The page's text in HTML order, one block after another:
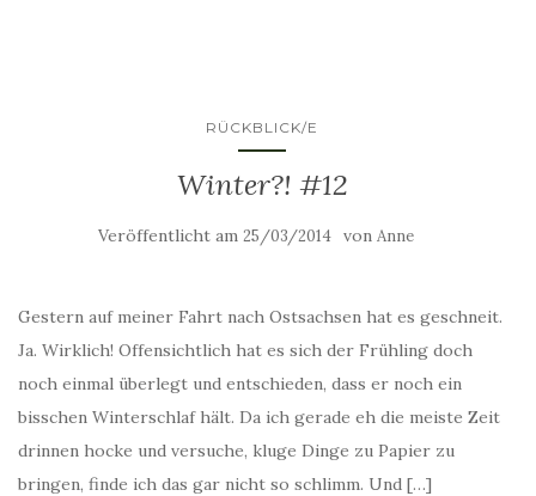
RÜCKBLICK/E
Winter?! #12
Veröffentlicht am 25/03/2014 von Anne
Gestern auf meiner Fahrt nach Ostsachsen hat es geschneit.
Ja. Wirklich! Offensichtlich hat es sich der Frühling doch
noch einmal überlegt und entschieden, dass er noch ein
bisschen Winterschlaf hält. Da ich gerade eh die meiste Zeit
drinnen hocke und versuche, kluge Dinge zu Papier zu
bringen, finde ich das gar nicht so schlimm. Und […]